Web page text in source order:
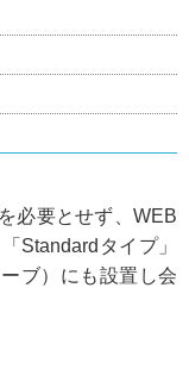
必要とせず、WEB
Standardタイプ」
ブ）にも設置し会